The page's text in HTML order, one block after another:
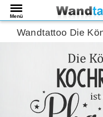
Menü
Wandtattoo Die